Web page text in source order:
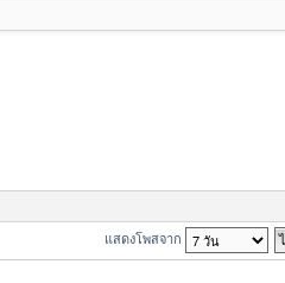
แสดงโพสจาก